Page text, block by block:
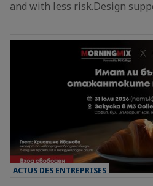
and with less risk.Design
ACTUS DES ENTREPRISES